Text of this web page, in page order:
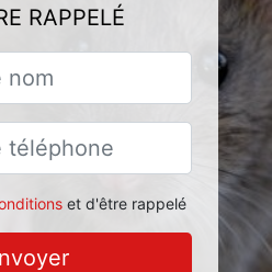
RAPPELÉ
et d'être rappelé